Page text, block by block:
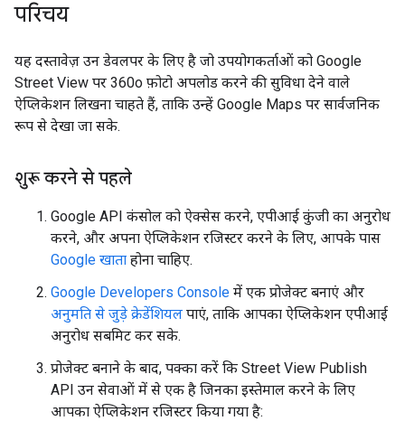
परिचय
यह दस्तावेज़ उन डेवलपर के लिए है जो उपयोगकर्ताओं को Google
Street View पर 360o फ़ोटो अपलोड करने की सुविधा देने वाले
ऐप्लिकेशन लिखना चाहते हैं, ताकि उन्हें Google Maps पर सार्वजनिक
रूप से देखा जा सके.
शुरू करने से पहले
Google API कंसोल को ऐक्सेस करने, एपीआई कुंजी का अनुरोध
करने, और अपना ऐप्लिकेशन रजिस्टर करने के लिए, आपके पास
Google खाता होना चाहिए.
Google Developers Console में एक प्रोजेक्ट बनाएं और
अनुमति से जुड़े क्रेडेंशियल पाएं, ताकि आपका ऐप्लिकेशन एपीआई
अनुरोध सबमिट कर सके.
प्रोजेक्ट बनाने के बाद, पक्का करें कि Street View Publish
API उन सेवाओं में से एक है जिनका इस्तेमाल करने के लिए
आपका ऐप्लिकेशन रजिस्टर किया गया है: